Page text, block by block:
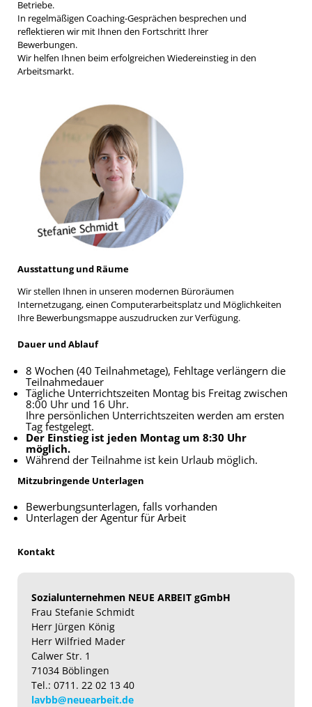
Betriebe.
In regelmäßigen Coaching-Gesprächen besprechen und
reflektieren wir mit Ihnen den Fortschritt Ihrer
Bewerbungen.
Wir helfen Ihnen beim erfolgreichen Wiedereinstieg in den
Arbeitsmarkt.
Ausstattung und Räume
Wir stellen Ihnen in unseren modernen Büroräumen
Internetzugang, einen Computerarbeitsplatz und Möglichkeiten
Ihre Bewerbungsmappe auszudrucken zur Verfügung.
Dauer und Ablauf
8 Wochen (40 Teilnahmetage), Fehltage verlängern die
Teilnahmedauer
Tägliche Unterrichtszeiten Montag bis Freitag zwischen
8:00 Uhr und 16 Uhr.
Ihre persönlichen Unterrichtszeiten werden am ersten
Tag festgelegt.
Der Einstieg ist jeden Montag um 8:30 Uhr
möglich.
Während der Teilnahme ist kein Urlaub möglich.
Mitzubringende Unterlagen
Bewerbungsunterlagen, falls vorhanden
Unterlagen der Agentur für Arbeit
Kontakt
Sozialunternehmen NEUE ARBEIT gGmbH
Frau Stefanie Schmidt
Herr Jürgen König
Herr Wilfried Mader
Calwer Str. 1
71034 Böblingen
Tel.: 0711. 22 02 13 40
lavbb@neuearbeit.de